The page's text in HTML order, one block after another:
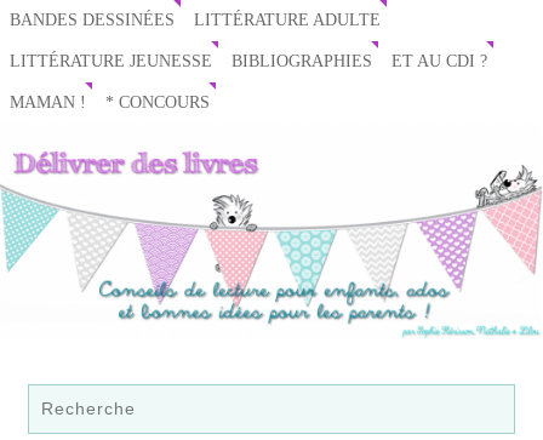
BANDES DESSINÉES LITTÉRATURE ADULTE
LITTÉRATURE JEUNESSE BIBLIOGRAPHIES ET AU CDI ?
MAMAN ! * CONCOURS